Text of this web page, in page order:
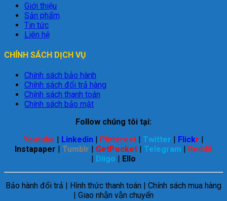
Giới thiệu
Sản phẩm
Tin tức
Liên hệ
CHÍNH SÁCH DỊCH VỤ
Chính sách bảo hành
Chính sách đổi trả hàng
Chính sách thanh toán
Chính sách bảo mật
Follow chúng tôi tại:
Youtube
Linkedin Pinterest Twitter Flickr
Instapaper
Tumblr GetPocket Telegram
Reddit
Diigo Ello
Bảo hành đổi trả | Hình thức thanh toán | Chính sách mua hàng
| Giao nhận vận chuyển